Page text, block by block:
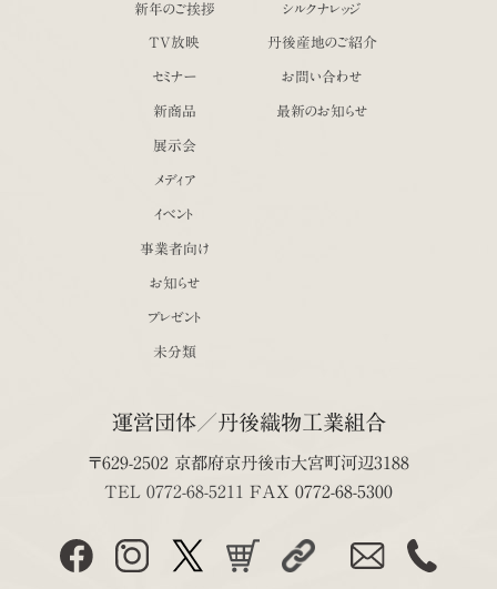
新年のご挨拶
TV放映
セミナー
新商品
展示会
メディア
イベント
事業者向け
お知らせ
プレゼント
未分類
シルクナレッジ
丹後産地のご紹介
お問い合わせ
最新のお知らせ
運営団体／丹後織物工業組合
〒629-2502 京都府京丹後市大宮町河辺3188
TEL 0772-68-5211 FAX 0772-68-5300